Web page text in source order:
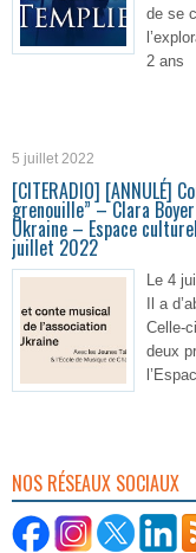
de se
2 ans
5 juillet 2022
[CITERADIO] [ANNULÉ]
grenouille” – Clara
Ukraine – Espace
juillet 2022
Le 4
Il a
Celle-
deux
NOS RÉSEAUX SOCIAUX